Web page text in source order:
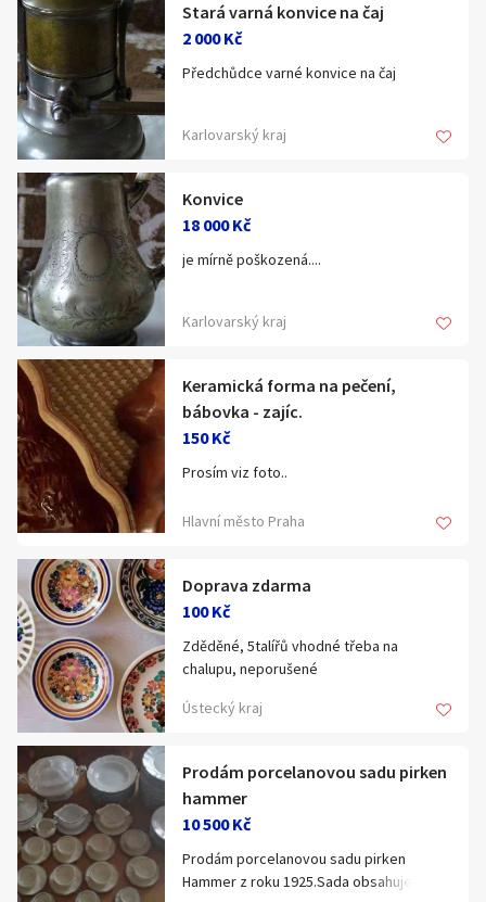
Stará varná konvice na čaj
2 000 Kč
Předchůdce varné konvice na čaj
Karlovarský kraj
Konvice
18 000 Kč
je mírně poškozená....
Karlovarský kraj
Keramická forma na pečení,
bábovka - zajíc.
150 Kč
Prosím viz foto..
Hlavní město Praha
Doprava zdarma
100 Kč
Zděděné, 5talířů vhodné třeba na
chalupu, neporušené
Ústecký kraj
Prodám porcelanovou sadu pirken
hammer
10 500 Kč
Prodám porcelanovou sadu pirken
Hammer z roku 1925.Sada obsahuje
Nabídka/poptávka